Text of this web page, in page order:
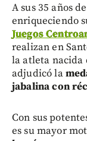
A sus 35 años
enriqueciendo
Juegos
realizan en
la atleta nacida
adjudicó la
jabalina con
Con sus
es su mayor